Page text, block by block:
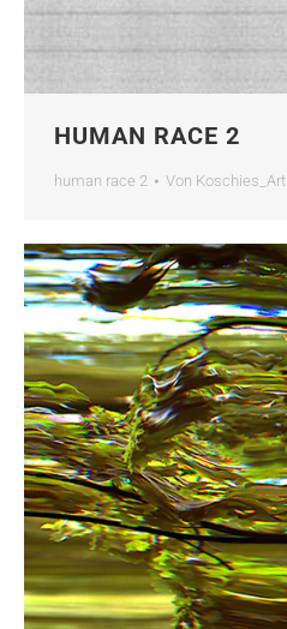
HUMAN RACE 2
human race 2 Von Koschies_Art